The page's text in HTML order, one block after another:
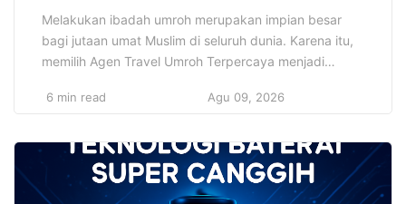
Melakukan ibadah umroh merupakan impian besar
bagi jutaan umat Muslim di seluruh dunia. Karena itu,
memilih Agen Travel Umroh Terpercaya menjadi
ibadah dapat berlangsung dengan lancar, nyaman,
bingung menentukan pilihan agen travel, apalagi di
tengah banyaknya penawaran yang beredar di pasar.
6 min read Agu 09, 2026